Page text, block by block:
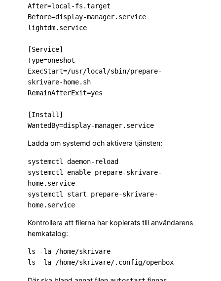
After=local-fs.target
Before=display-manager.service
lightdm.service
[Service]
Type=oneshot
ExecStart=/usr/local/sbin/prepare-
skrivare-home.sh
RemainAfterExit=yes
[Install]
Ladda om systemd och aktivera tjänsten:
systemctl daemon-reload
systemctl enable prepare-skrivare-
home.service
systemctl start prepare-skrivare-
Kontrollera att filerna har kopierats till användarens
hemkatalog:
ls -la /home/skrivare